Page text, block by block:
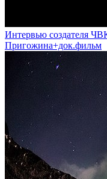
Интервью создателя
Пригожина+док.фильм